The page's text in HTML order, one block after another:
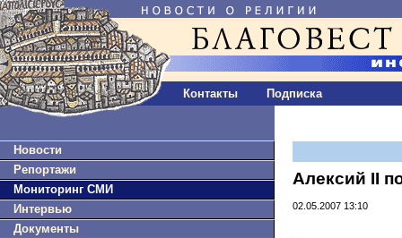
Контакты Подписка
Новости
Репортажи
Мониторинг СМИ
Интервью
Документы
Алексий II
02.05.2007 13:10